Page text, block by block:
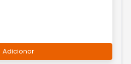
Adicionar